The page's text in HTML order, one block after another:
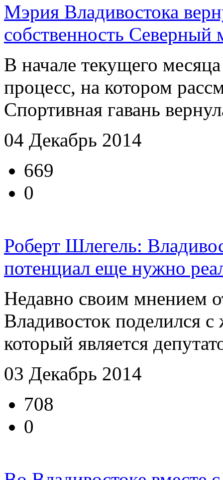
Мэрия Владивостока
собственность Северный
В начале текущего
процесс, на котором
Спортивная гавань
04 Декабрь 2014
669
0
Роберт Шлегель:
потенциал еще нужно
Недавно своим мнением
Владивосток поделился
который является
03 Декабрь 2014
708
0